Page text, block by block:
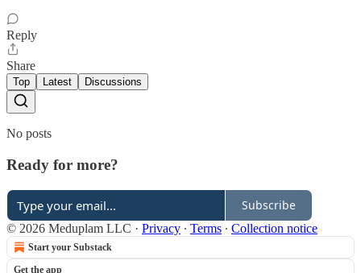
Reply
Share
Top Latest Discussions
No posts
Ready for more?
Subscribe
© 2026 Meduplam LLC · Privacy ∙ Terms ∙ Collection notice
Start your Substack
Get the app